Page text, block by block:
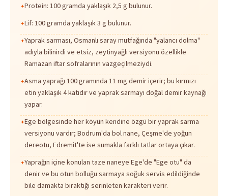
Protein: 100 gramda yaklaşık 2,5 g bulunur.
Lif: 100 gramda yaklaşık 3 g bulunur.
Yaprak sarması, Osmanlı saray mutfağında "yalancı dolma"
adıyla bilinirdi ve etsiz, zeytinyağlı versiyonu özellikle
Ramazan iftar sofralarının vazgeçilmeziydi.
Asma yaprağı 100 gramında 11 mg demir içerir; bu kırmızı
etin yaklaşık 4 katıdır ve yaprak sarmayı doğal demir kaynağı
yapar.
Ege bölgesinde her köyün kendine özgü bir yaprak sarma
versiyonu vardır; Bodrum'da bol nane, Çeşme'de yoğun
dereotu, Edremit'te ise sumakla farklı tatlar ortaya çıkar.
Yaprağın içine konulan taze naneye Ege'de "Ege otu" da
denir ve bu otun bolluğu sarmaya soğuk servis edildiğinde
bile damakta bıraktığı serinleten karakteri verir.